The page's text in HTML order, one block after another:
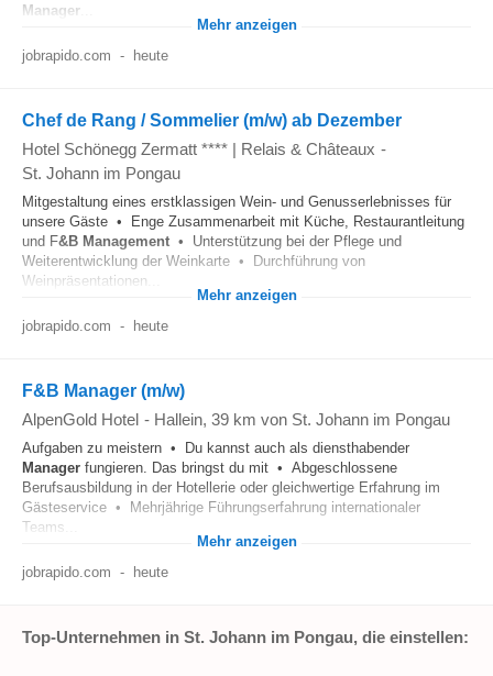
Manager
Mehr anzeigen
jobrapido.com - heute
Chef de Rang / Sommelier (m/w) ab Dezember
Hotel Schönegg Zermatt **** | Relais & Châteaux -
St. Johann im Pongau
Mitgestaltung eines erstklassigen Wein- und Genusserlebnisses für
unsere Gäste • Enge Zusammenarbeit mit Küche, Restaurantleitung
und F&B Management • Unterstützung bei der Pflege und
Weiterentwicklung der Weinkarte • Durchführung von
Weinpräsentationen...
Mehr anzeigen
jobrapido.com - heute
F&B Manager (m/w)
AlpenGold Hotel - Hallein, 39 km von St. Johann im Pongau
Aufgaben zu meistern • Du kannst auch als diensthabender
Manager fungieren. Das bringst du mit • Abgeschlossene
Berufsausbildung in der Hotellerie oder gleichwertige Erfahrung im
Gästeservice • Mehrjährige Führungserfahrung internationaler
Teams...
Mehr anzeigen
jobrapido.com - heute
Top-Unternehmen in St. Johann im Pongau, die einstellen: